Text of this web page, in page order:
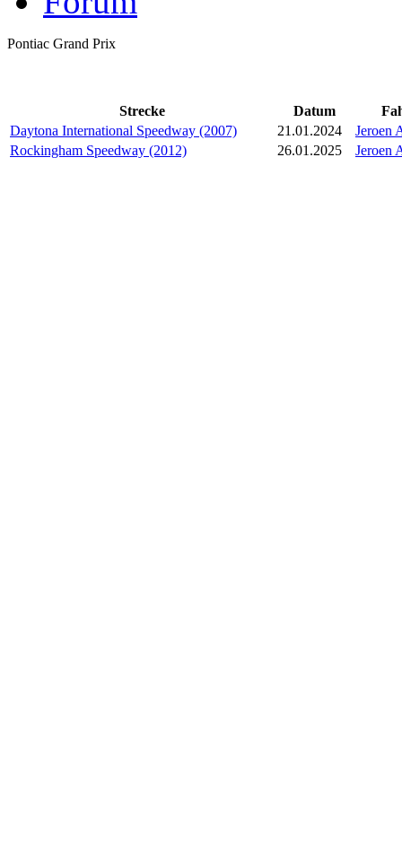
Pontiac Grand Prix
Strecke Datum
Daytona International Speedway (2007)
21.01.2024
Jeroen
Rockingham Speedway (2012)
26.01.2025 Jeroen